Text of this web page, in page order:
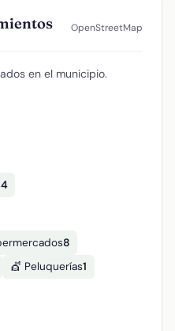
OpenStreetMap
en el municipio.
4
8
💇 Peluquerías1